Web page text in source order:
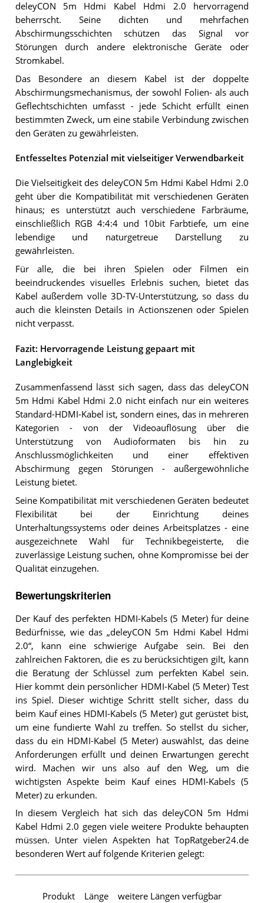
deleyCON 5m Hdmi Kabel Hdmi 2.0 hervorragend
beherrscht. Seine dichten und mehrfachen
Abschirmungsschichten schützen das Signal vor
Störungen durch andere elektronische Geräte oder
Stromkabel.
Das Besondere an diesem Kabel ist der doppelte
Abschirmungsmechanismus, der sowohl Folien- als auch
Geflechtschichten umfasst - jede Schicht erfüllt einen
bestimmten Zweck, um eine stabile Verbindung zwischen
den Geräten zu gewährleisten.
Entfesseltes Potenzial mit vielseitiger Verwendbarkeit
Die Vielseitigkeit des deleyCON 5m Hdmi Kabel Hdmi 2.0
geht über die Kompatibilität mit verschiedenen Geräten
hinaus; es unterstützt auch verschiedene Farbräume,
einschließlich RGB 4:4:4 und 10bit Farbtiefe, um eine
lebendige und naturgetreue Darstellung zu
gewährleisten.
Für alle, die bei ihren Spielen oder Filmen ein
beeindruckendes visuelles Erlebnis suchen, bietet das
Kabel außerdem volle 3D-TV-Unterstützung, so dass du
auch die kleinsten Details in Actionszenen oder Spielen
nicht verpasst.
Fazit: Hervorragende Leistung gepaart mit
Langlebigkeit
Zusammenfassend lässt sich sagen, dass das deleyCON
5m Hdmi Kabel Hdmi 2.0 nicht einfach nur ein weiteres
Standard-HDMI-Kabel ist, sondern eines, das in mehreren
Kategorien - von der Videoauflösung über die
Unterstützung von Audioformaten bis hin zu
Anschlussmöglichkeiten und einer effektiven
Abschirmung gegen Störungen - außergewöhnliche
Leistung bietet.
Seine Kompatibilität mit verschiedenen Geräten bedeutet
Flexibilität bei der Einrichtung deines
Unterhaltungssystems oder deines Arbeitsplatzes - eine
ausgezeichnete Wahl für Technikbegeisterte, die
zuverlässige Leistung suchen, ohne Kompromisse bei der
Qualität einzugehen.
Bewertungskriterien
Der Kauf des perfekten HDMI-Kabels (5 Meter) für deine
Bedürfnisse, wie das „deleyCON 5m Hdmi Kabel Hdmi
2.0“, kann eine schwierige Aufgabe sein. Bei den
zahlreichen Faktoren, die es zu berücksichtigen gilt, kann
die Beratung der Schlüssel zum perfekten Kabel sein.
Hier kommt dein persönlicher HDMI-Kabel (5 Meter) Test
ins Spiel. Dieser wichtige Schritt stellt sicher, dass du
beim Kauf eines HDMI-Kabels (5 Meter) gut gerüstet bist,
um eine fundierte Wahl zu treffen. So stellst du sicher,
dass du ein HDMI-Kabel (5 Meter) auswählst, das deine
Anforderungen erfüllt und deinen Erwartungen gerecht
wird. Machen wir uns also auf den Weg, um die
wichtigsten Aspekte beim Kauf eines HDMI-Kabels (5
Meter) zu erkunden.
In diesem Vergleich hat sich das deleyCON 5m Hdmi
Kabel Hdmi 2.0 gegen viele weitere Produkte behaupten
müssen. Unter vielen Aspekten hat TopRatgeber24.de
besonderen Wert auf folgende Kriterien gelegt:
Produkt Länge weitere Längen verfügbar